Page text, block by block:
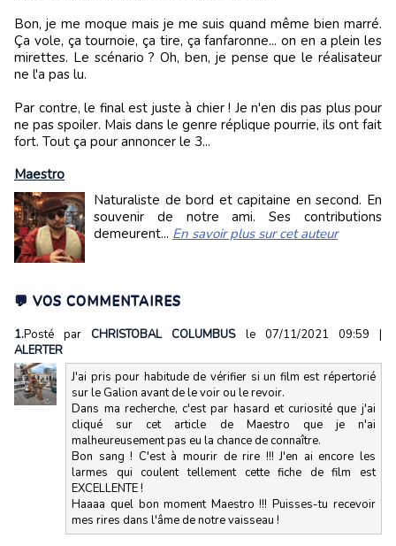
Bon, je me moque mais je me suis quand même bien marré.
Ça vole, ça tournoie, ça tire, ça fanfaronne... on en a plein les
mirettes. Le scénario ? Oh, ben, je pense que le réalisateur
ne l'a pas lu.
Par contre, le final est juste à chier ! Je n'en dis pas plus pour
ne pas spoiler. Mais dans le genre réplique pourrie, ils ont fait
fort. Tout ça pour annoncer le 3...
Maestro
Naturaliste de bord et capitaine en second. En
souvenir de notre ami. Ses contributions
demeurent... En savoir plus sur cet auteur
💬 VOS COMMENTAIRES
1.Posté parCHRISTOBAL COLUMBUS le 07/11/2021 09:59|
ALERTER
J'ai pris pour habitude de vérifier si un film est répertorié
sur le Galion avant de le voir ou le revoir.
Dans ma recherche, c'est par hasard et curiosité que j'ai
cliqué sur cet article de Maestro que je n'ai
malheureusement pas eu la chance de connaître.
Bon sang ! C'est à mourir de rire !!! J'en ai encore les
larmes qui coulent tellement cette fiche de film est
EXCELLENTE !
Haaaa quel bon moment Maestro !!! Puisses-tu recevoir
mes rires dans l'âme de notre vaisseau !